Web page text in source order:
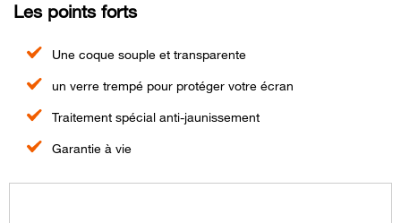
Les points forts
Une coque souple et transparente
un verre trempé pour protéger votre écran
Traitement spécial anti-jaunissement
Garantie à vie